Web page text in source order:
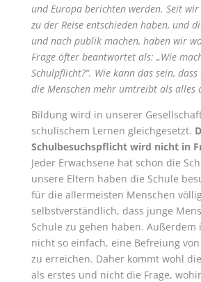
und Europa berichten werden. Seit
zu der Reise entschieden haben, und
und nach publik machen, haben wir
Frage öfter beantwortet als: „Wie
Schulpflicht?“. Wie kann das sein,
die Menschen mehr umtreibt als alles
Bildung wird in unserer
schulischem Lernen gleichgesetzt.
Schulbesuchspflicht wird nicht in
Jeder Erwachsene hat schon die
unsere Eltern haben die Schule
für die allermeisten Menschen
selbstverständlich, dass junge
Schule zu gehen haben. Außerdem
nicht so einfach, eine Befreiung
zu erreichen. Daher kommt wohl
als erstes und nicht die Frage,